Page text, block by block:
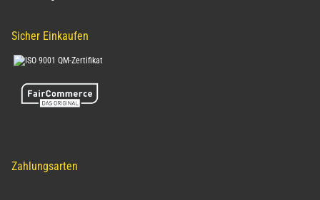
Sicher Einkaufen
Zahlungsarten